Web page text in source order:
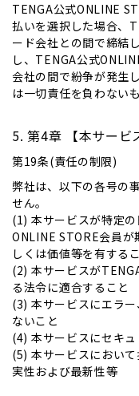
TENGA公式ONLINE
払いを選択した場合、
ード会社との間で締結
し、TENGA公式
会社の間で紛争が発生
は一切責任を負わない
第4章 【本サービ
第19条(責任の制限)
弊社は、以下の各号の
せん。
(1) 本サービスが特定
ONLINE STORE会員
しくは価値等を有する
(2) 本サービスが
る法令に適合すること
(3) 本サービスにエラ
ないこと
(4) 本サービスにセキ
(5) 本サービスにおい
実性および最新性等